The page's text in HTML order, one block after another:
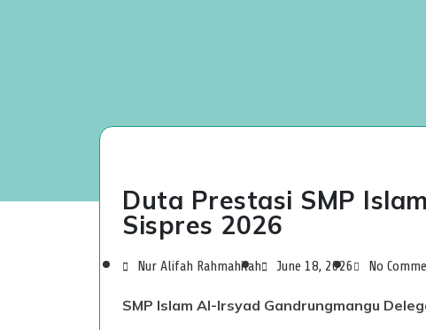
Duta Prestasi SMP
Sispres 2026
Nur Alifah Rahmahilah June 18, 2026 No
SMP Islam Al-Irsyad Gandrungmangu